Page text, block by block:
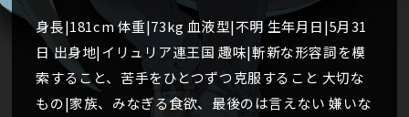
身長|181cm 体重|73kg 血液型|不明 生年月日|5月31
日 出身地|イリュリア連王国 趣味|斬新な形容詞を模
索すること、苦手をひとつずつ克服すること 大切な
もの|家族、みなぎる食欲、最後のは言えない 嫌いな